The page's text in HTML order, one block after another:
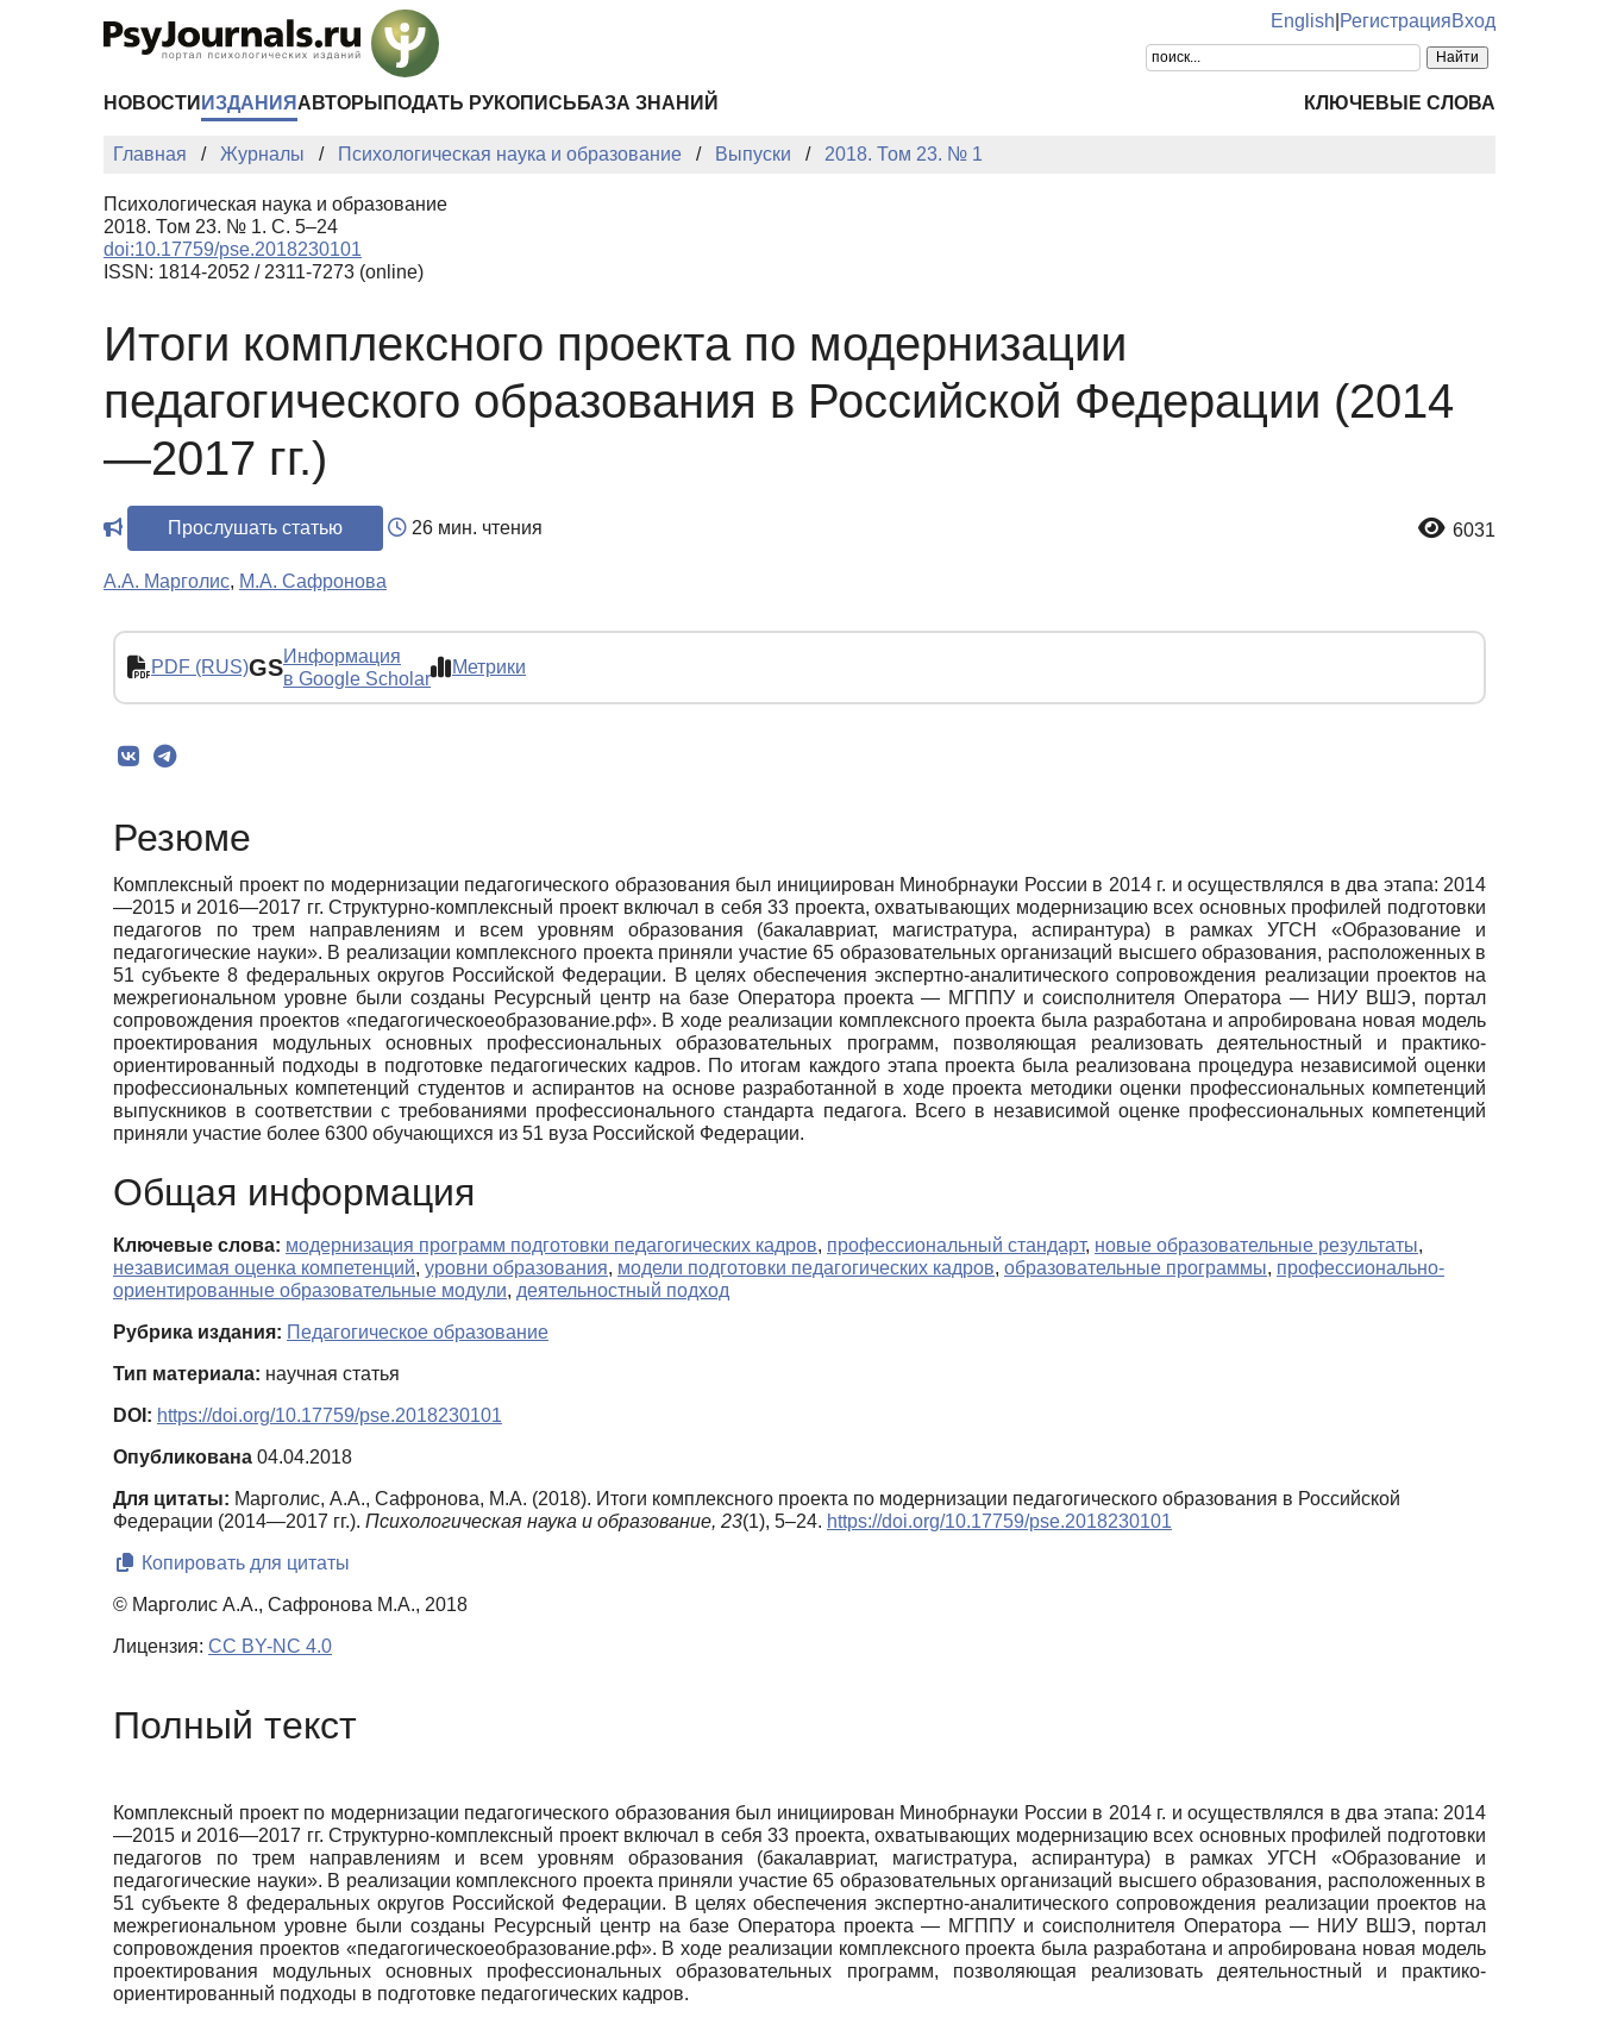
English РегистрацияВход
НОВОСТИ ИЗДАНИЯ АВТОРЫ ПОДАТЬ РУКОПИСЬ БАЗА ЗНАНИЙ КЛЮЧЕВЫЕ СЛОВА
Главная Журналы Психологическая наука и образование Выпуски 2018. Том 23. № 1
Психологическая наука и образование
2018. Том 23. № 1. С. 5–24
doi:10.17759/pse.2018230101
ISSN: 1814-2052 / 2311-7273 (online)
Итоги комплексного проекта по модернизации
педагогического образования в Российской Федерации (2014
—2017 гг.)
Прослушать статью 26 мин. чтения 6031
А.А. Марголис, М.А. Сафронова
PDF (RUS)GSИнформация
в Google Scholar
Метрики
Резюме
Комплексный проект по модернизации педагогического образования был инициирован Минобрнауки России в 2014 г. и осуществлялся в два этапа: 2014
—2015 и 2016—2017 гг. Структурно-комплексный проект включал в себя 33 проекта, охватывающих модернизацию всех основных профилей подготовки
педагогов по трем направлениям и всем уровням образования (бакалавриат, магистратура, аспирантура) в рамках УГСН «Образование и
педагогические науки». В реализации комплексного проекта приняли участие 65 образовательных организаций высшего образования, расположенных в
51 субъекте 8 федеральных округов Российской Федерации. В целях обеспечения экспертно-аналитического сопровождения реализации проектов на
межрегиональном уровне были созданы Ресурсный центр на базе Оператора проекта — МГППУ и соисполнителя Оператора — НИУ ВШЭ, портал
сопровождения проектов «педагогическоеобразование.рф». В ходе реализации комплексного проекта была разработана и апробирована новая модель
проектирования модульных основных профессиональных образовательных программ, позволяющая реализовать деятельностный и практико-
ориентированный подходы в подготовке педагогических кадров. По итогам каждого этапа проекта была реализована процедура независимой оценки
профессиональных компетенций студентов и аспирантов на основе разработанной в ходе проекта методики оценки профессиональных компетенций
выпускников в соответствии с требованиями профессионального стандарта педагога. Всего в независимой оценке профессиональных компетенций
приняли участие более 6300 обучающихся из 51 вуза Российской Федерации.
Общая информация
Ключевые слова: модернизация программ подготовки педагогических кадров, профессиональный стандарт, новые образовательные результаты,
независимая оценка компетенций, уровни образования, модели подготовки педагогических кадров, образовательные программы, профессионально-
ориентированные образовательные модули, деятельностный подход
Рубрика издания: Педагогическое образование
Тип материала: научная статья
DOI: https://doi.org/10.17759/pse.2018230101
Опубликована 04.04.2018
Для цитаты: Марголис, А.А., Сафронова, М.А. (2018). Итоги комплексного проекта по модернизации педагогического образования в Российской
Федерации (2014—2017 гг.). Психологическая наука и образование, 23(1), 5–24. https://doi.org/10.17759/pse.2018230101
Копировать для цитаты
© Марголис А.А., Сафронова М.А., 2018
Лицензия: CC BY-NC 4.0
Полный текст
Комплексный проект по модернизации педагогического образования был инициирован Минобрнауки России в 2014 г. и осуществлялся в два этапа: 2014
—2015 и 2016—2017 гг. Структурно-комплексный проект включал в себя 33 проекта, охватывающих модернизацию всех основных профилей подготовки
педагогов по трем направлениям и всем уровням образования (бакалавриат, магистратура, аспирантура) в рамках УГСН «Образование и
педагогические науки». В реализации комплексного проекта приняли участие 65 образовательных организаций высшего образования, расположенных в
51 субъекте 8 федеральных округов Российской Федерации. В целях обеспечения экспертно-аналитического сопровождения реализации проектов на
межрегиональном уровне были созданы Ресурсный центр на базе Оператора проекта — МГППУ и соисполнителя Оператора — НИУ ВШЭ, портал
сопровождения проектов «педагогическоеобразование.рф». В ходе реализации комплексного проекта была разработана и апробирована новая модель
проектирования модульных основных профессиональных образовательных программ, позволяющая реализовать деятельностный и практико-
ориентированный подходы в подготовке педагогических кадров.